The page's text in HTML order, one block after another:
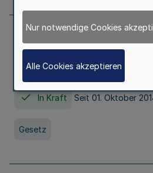
Gesetz über die
Nordrhein-Westfalen
HG)
In Kraft Seit 01. Oktober
Gesetz
Nur notwendige Cookies
Alle Cookies akzeptieren